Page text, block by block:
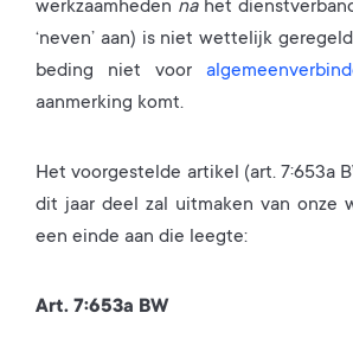
werkzaamheden na het
‘neven’ aan) is niet wettelijk
beding niet voor
aanmerking komt.
Het voorgestelde artikel (art. 7:653a
dit jaar deel zal uitmaken van onze
een einde aan die leegte:
Art. 7:653a BW